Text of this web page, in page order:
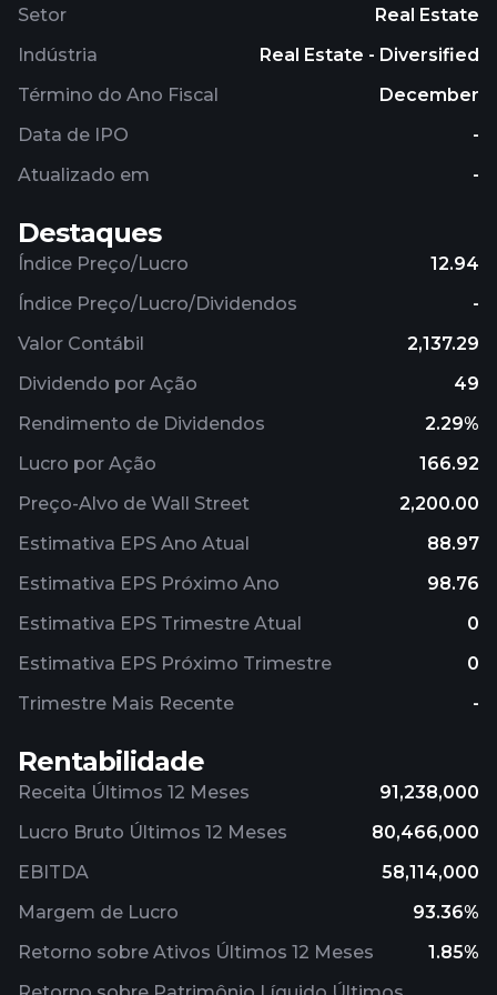
Setor
Real Estate
Indústria
Real Estate - Diversified
Término do Ano Fiscal
December
Data de IPO
-
Atualizado em
-
Destaques
Índice Preço/Lucro
12.94
Índice Preço/Lucro/Dividendos
-
Valor Contábil
2,137.29
Dividendo por Ação
49
Rendimento de Dividendos
2.29%
Lucro por Ação
166.92
Preço-Alvo de Wall Street
2,200.00
Estimativa EPS Ano Atual
88.97
Estimativa EPS Próximo Ano
98.76
Estimativa EPS Trimestre Atual
0
Estimativa EPS Próximo Trimestre
0
Trimestre Mais Recente
-
Rentabilidade
Receita Últimos 12 Meses
91,238,000
Lucro Bruto Últimos 12 Meses
80,466,000
EBITDA
58,114,000
Margem de Lucro
93.36%
Retorno sobre Ativos Últimos 12 Meses
1.85%